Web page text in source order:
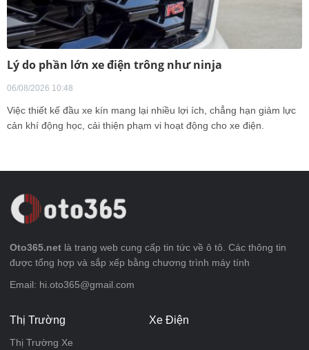
Lý do phần lớn xe điện trông như ninja
06/08/2026 10:48
Việc thiết kế đầu xe kín mang lại nhiều lợi ích, chẳng hạn giảm lực
cản khí động học, cải thiện phạm vi hoạt động cho xe điện.
Oto365.net là trang web cung cấp tin tức về ô tô. Các thông tin
được tổng hợp và sắp xếp bằng chương trình máy tính
Email: hi.oto365@gmail.com
Thị Trường
Thị Trường Xe
Xe Điện